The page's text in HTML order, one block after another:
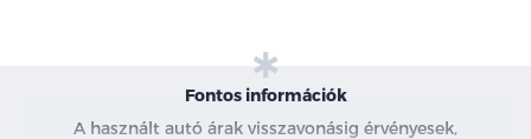
színezett üveg
Fontos információk
A használt autó árak visszavonásig érvényesek,